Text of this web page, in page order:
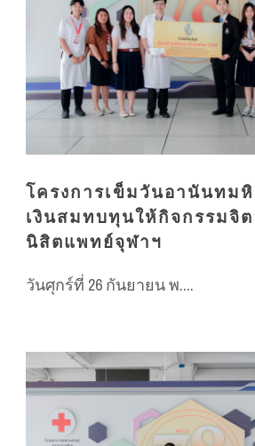
โครงการเข็มวันอานันทมหิ
เงินสมทบทุนให้กิจกรรมจิ
นิสิตแพทย์จุฬาฯ
วันศุกร์ที่ 26 กันยายน พ....